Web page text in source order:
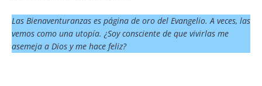
Las Bienaventuranzas es página de oro del Evangelio. A veces, las
vemos como una utopía. ¿Soy consciente de que vivirlas me
asemeja a Dios y me hace feliz?